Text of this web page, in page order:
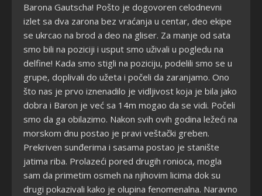
Barona Gautscha! Pošto je dogovoren celodnevni
izlet sa dva zarona bez vraćanja u centar, deo ekipe
se ukrcao na brod a deo na gliser. Za manje od sata
smo bili na poziciji i usput smo uživali u pogledu na
delfine! Kada smo stigli na poziciju, podelili smo se u
grupe, doplivali do užeta i počeli da zaranjamo. Ono
što nas je prvo iznenadilo je vidljivost koja je bila jako
dobra i Baron je već sa 14m mogao da se vidi. Počeli
smo da ga obilazimo. Nakon svih ovih godina ležeći na
morskom dnu postao je pravi veštački greben.
Prekriven sunđerima i sasama postao je stanište
jatima riba. Prolazeći pored drugih ronioca, mogla
sam da primetim osmeh na njihovim licima dok su
drugi pokazivali kako je olupina fenomenalna. Naravno